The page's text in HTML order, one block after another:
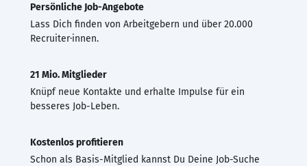
Persönliche Job-Angebote
Lass Dich finden von Arbeitgebern und über 20.000
Recruiter·innen.
21 Mio. Mitglieder
Knüpf neue Kontakte und erhalte Impulse für ein
besseres Job-Leben.
Kostenlos profitieren
Schon als Basis-Mitglied kannst Du Deine Job-Suche